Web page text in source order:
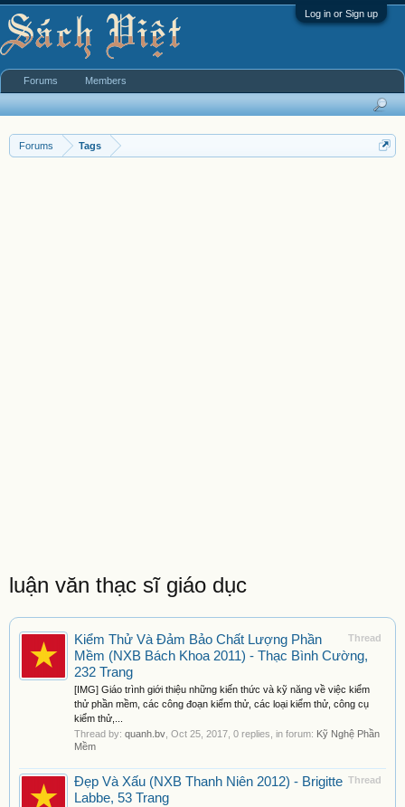
Log in or Sign up
Forums Tags
luận văn thạc sĩ giáo dục
Thread
Kiểm Thử Và Đảm Bảo Chất Lượng Phần
Mềm (NXB Bách Khoa 2011) - Thạc Bình Cường,
232 Trang
[IMG] Giáo trình giới thiệu những kiến thức và kỹ năng về việc kiểm
thử phần mềm, các công đoạn kiểm thử, các loại kiểm thử, công cụ
kiểm thử,...
Thread by: quanh.bv Oct 25, 2017 , 0 replies, in forum: Kỹ Nghệ Phần
Mềm
Thread
Đẹp Và Xấu (NXB Thanh Niên 2012) - Brigitte
Labbe, 53 Trang
Forums Members